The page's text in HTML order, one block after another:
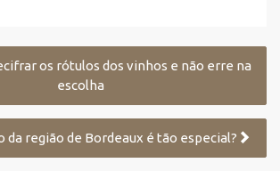
os rótulos dos vinhos e não erre na
escolha
da região de Bordeaux é tão especial?